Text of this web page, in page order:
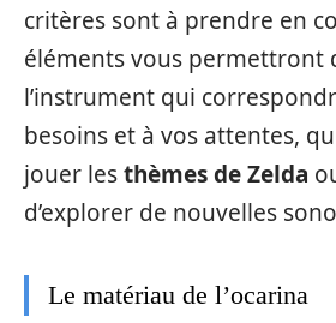
critères sont à prendre en
éléments vous permettront
l’instrument qui
besoins et à vos attentes,
jouer lesthèmes de Zelda
d’explorer de nouvelles
Le matériau de l’ocarina